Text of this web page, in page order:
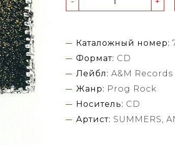
Каталожный номер:
Формат: CD
Лейбл: A&M Records
Жанр: Prog Rock
Носитель: CD
Артист: SUMMERS,